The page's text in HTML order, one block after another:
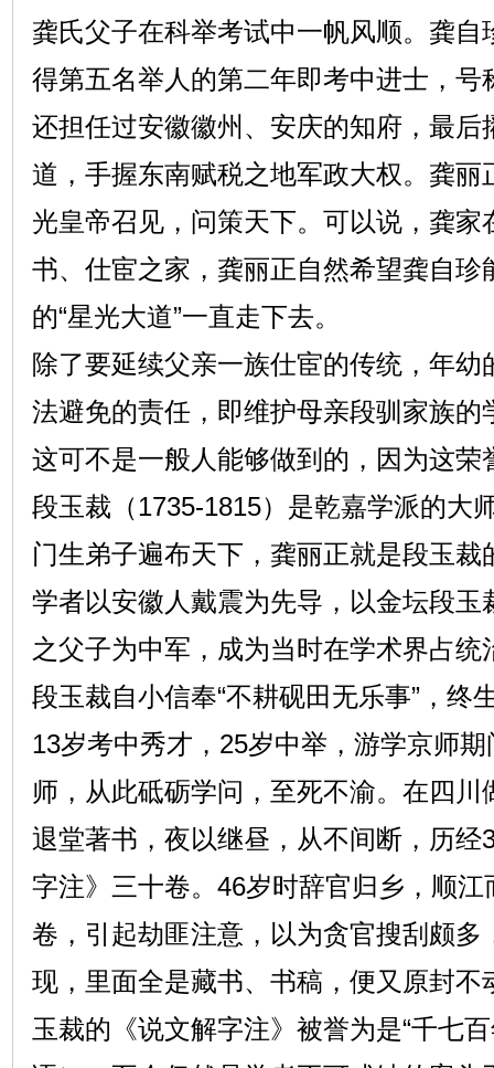
龚氏父子在科举考试中一帆风顺。龚自
得第五名举人的第二年即考中进士，号
还担任过安徽徽州、安庆的知府，最后
道，手握东南赋税之地军政大权。龚丽
光皇帝召见，问策天下。可以说，龚家
书、仕宦之家，龚丽正自然希望龚自珍
的“星光大道”一直走下去。
除了要延续父亲一族仕宦的传统，年幼
法避免的责任，即维护母亲段驯家族的
这可不是一般人能够做到的，因为这荣
段玉裁（1735-1815）是乾嘉学派的大
门生弟子遍布天下，龚丽正就是段玉裁
学者以安徽人戴震为先导，以金坛段玉
之父子为中军，成为当时在学术界占统
段玉裁自小信奉“不耕砚田无乐事”，终
13岁考中秀才，25岁中举，游学京师
师，从此砥砺学问，至死不渝。在四川
退堂著书，夜以继昼，从不间断，历经
字注》三十卷。46岁时辞官归乡，顺
卷，引起劫匪注意，以为贪官搜刮颇多
现，里面全是藏书、书稿，便又原封不
玉裁的《说文解字注》被誉为是“千七